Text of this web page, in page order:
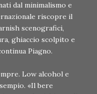
dal minimalismo e
riscopre il
scenografici,
ghiaccio scolpito e
Piagno.
Low alcohol e
«Il bere